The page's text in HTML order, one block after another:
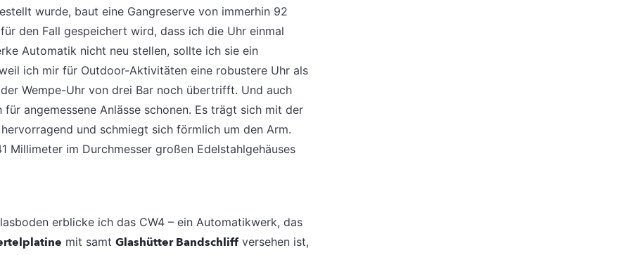
wurde, baut eine Gangreserve von immerhin 92
den Fall gespeichert wird, dass ich die Uhr einmal
Automatik nicht neu stellen, sollte ich sie ein
ich mir für Outdoor-Aktivitäten eine robustere Uhr als
Wempe-Uhr von drei Bar noch übertrifft. Und auch
angemessene Anlässe schonen. Es trägt sich mit der
und schmiegt sich förmlich um den Arm.
Millimeter im Durchmesser großen Edelstahlgehäuses
erblicke ich das CW4 – ein Automatikwerk, das
mit samt Glashütter Bandschliff versehen ist,